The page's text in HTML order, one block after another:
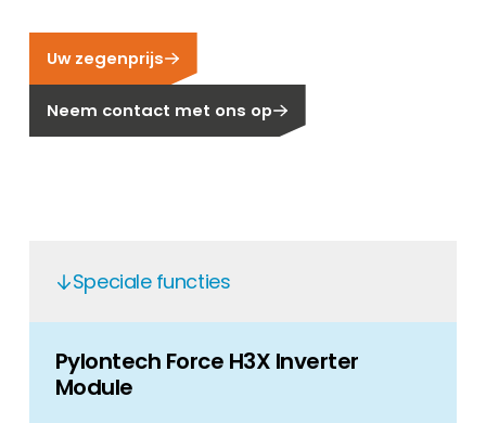
Carrière
Ben je op zoek naar een baan in de
hernieuwbare energiesector? Dan ben je hier
aan het juiste adres!
Uw zegenprijs
Neem contact met ons op
Speciale functies
Pylontech Force H3X Inverter
Module